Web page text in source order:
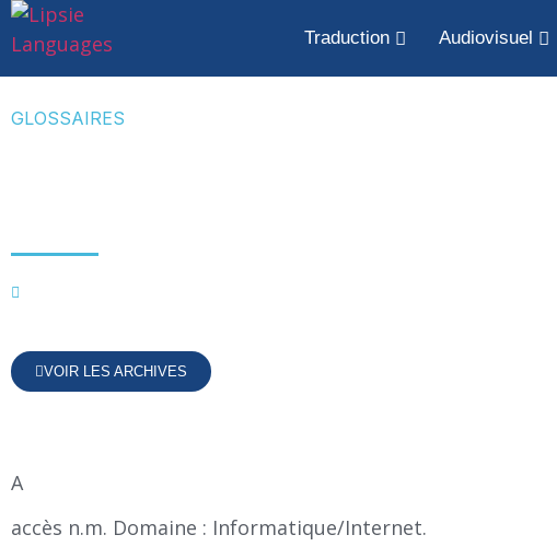
Traduction Audiovisuel
GLOSSAIRES
VOIR LES ARCHIVES
A
accès n.m. Domaine : Informatique/Internet.